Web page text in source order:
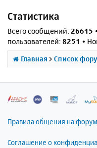
Статистика
Всего сообщений: 26615
пользователей: 8251 •
Главная Список
Правила общения на
Соглашение о